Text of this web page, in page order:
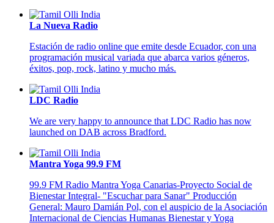
La Nueva Radio
Estación de radio online que emite desde Ecuador, con una
programación musical variada que abarca varios géneros,
éxitos, pop, rock, latino y mucho más.
LDC Radio
We are very happy to announce that LDC Radio has now
launched on DAB across Bradford.
Mantra Yoga 99.9 FM
99.9 FM Radio Mantra Yoga Canarias-Proyecto Social de
Bienestar Integral- "Escuchar para Sanar" Producción
General: Mauro Damián Pol, con el auspicio de la Asociación
Internacional de Ciencias Humanas Bienestar y Yoga